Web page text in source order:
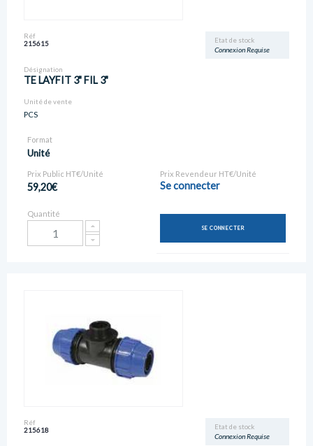
Etat de stock
Connexion Requise
Réf
215615
Désignation
TE LAYFIT 3" FIL 3"
Unité de vente
PCS
Format
Unité
Prix Public HT€/Unité
59,20€
Prix Revendeur HT€/Unité
Se connecter
Quantité
SE CONNECTER
Etat de stock
Connexion Requise
Réf
215618